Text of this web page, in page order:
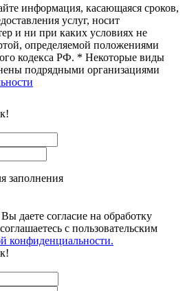
информация, касающаяся сроков,
услуг, носит
и ни при каких условиях не
определяемой положениями
кодекса РФ. * Некоторые виды
подрядными организациями
заполнения
даете согласие на обработку
c пользовательским
конфиденциальности.